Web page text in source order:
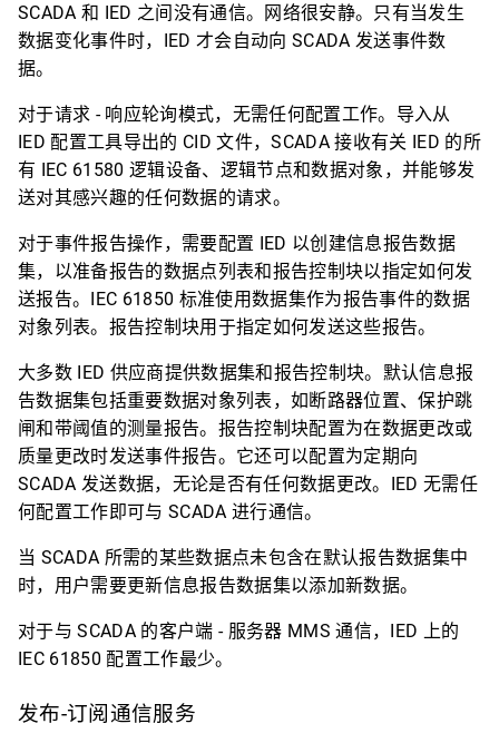
SCADA 和 IED 之间没有通信。网络很安静。只有当发生
数据变化事件时，IED 才会自动向 SCADA 发送事件数
据。
对于请求 - 响应轮询模式，无需任何配置工作。导入从
IED 配置工具导出的 CID 文件，SCADA 接收有关 IED 的所
有 IEC 61580 逻辑设备、逻辑节点和数据对象，并能够发
送对其感兴趣的任何数据的请求。
对于事件报告操作，需要配置 IED 以创建信息报告数据
集，以准备报告的数据点列表和报告控制块以指定如何发
送报告。IEC 61850 标准使用数据集作为报告事件的数据
对象列表。报告控制块用于指定如何发送这些报告。
大多数 IED 供应商提供数据集和报告控制块。默认信息报
告数据集包括重要数据对象列表，如断路器位置、保护跳
闸和带阈值的测量报告。报告控制块配置为在数据更改或
质量更改时发送事件报告。它还可以配置为定期向
SCADA 发送数据，无论是否有任何数据更改。IED 无需任
何配置工作即可与 SCADA 进行通信。
当 SCADA 所需的某些数据点未包含在默认报告数据集中
时，用户需要更新信息报告数据集以添加新数据。
对于与 SCADA 的客户端 - 服务器 MMS 通信，IED 上的
IEC 61850 配置工作最少。
发布-订阅通信服务